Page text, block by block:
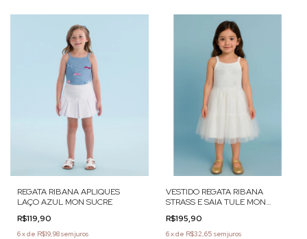
REGATA RIBANA APLIQUES
LAÇO AZUL MON SUCRE
R$119,90
6xde R$19,98sem juros
VESTIDO REGATA RIBANA
STRASS E SAIA TULE MON
R$195,90
6xde R$32,65 sem juros